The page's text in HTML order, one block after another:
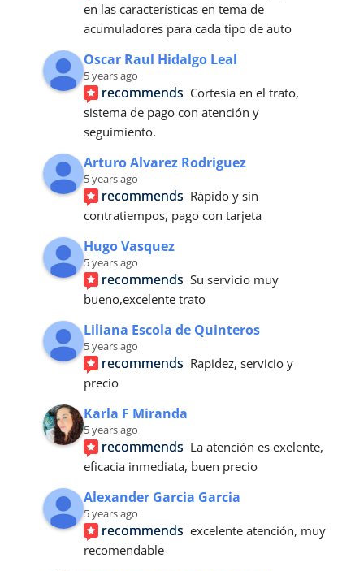
en las características en tema de
acumuladores para cada tipo de auto
Oscar Raul Hidalgo Leal
5 years ago
recommends Cortesía en el trato,
sistema de pago con atención y
seguimiento.
Arturo Alvarez Rodriguez
5 years ago
recommends Rápido y sin
contratiempos, pago con tarjeta
Hugo Vasquez
5 years ago
recommends Su servicio muy
bueno,excelente trato
Liliana Escola de Quinteros
5 years ago
recommends Rapidez, servicio y
precio
Karla F Miranda
5 years ago
recommends La atención es exelente,
eficacia inmediata, buen precio
Alexander Garcia Garcia
5 years ago
recommends excelente atención, muy
recomendable